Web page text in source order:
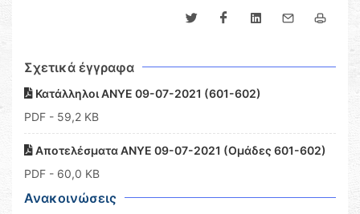
Σχετικά έγγραφα
Κατάλληλοι ΑΝΥΕ 09-07-2021 (601-602)
PDF - 59,2 KB
Αποτελέσματα ΑΝΥΕ 09-07-2021 (Ομάδες 601-602)
PDF - 60,0 KB
Ανακοινώσεις